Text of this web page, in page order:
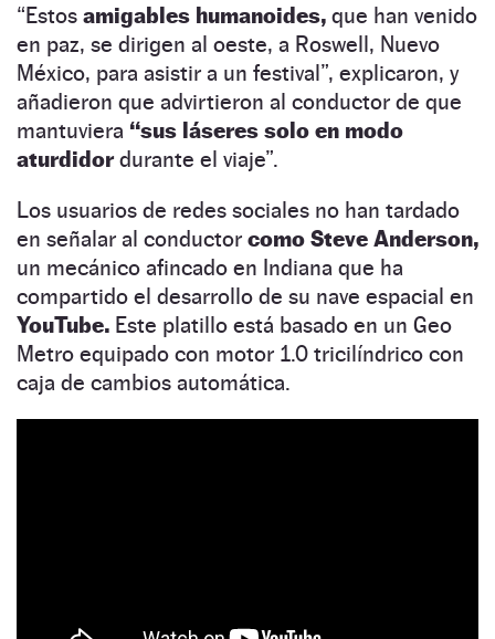
“Estos amigables humanoides, que han venido
en paz, se dirigen al oeste, a Roswell, Nuevo
México, para asistir a un festival”, explicaron, y
añadieron que advirtieron al conductor de que
mantuviera “sus láseres solo en modo
aturdidordurante el viaje”.
Los usuarios de redes sociales no han tardado
en señalar al conductor como Steve Anderson,
un mecánico afincado en Indiana que ha
compartido el desarrollo de su nave espacial en
YouTube. Este platillo está basado en un Geo
Metro equipado con motor 1.0 tricilíndrico con
caja de cambios automática.